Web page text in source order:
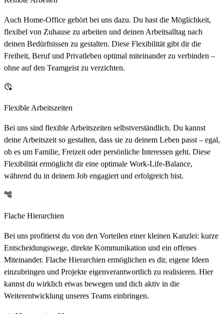
Auch Home-Office gehört bei uns dazu. Du hast die Möglichkeit,
flexibel von Zuhause zu arbeiten und deinen Arbeitsalltag nach
deinen Bedürfnissen zu gestalten. Diese Flexibilität gibt dir die
Freiheit, Beruf und Privatleben optimal miteinander zu verbinden –
ohne auf den Teamgeist zu verzichten.
Flexible Arbeitszeiten
Bei uns sind flexible Arbeitszeiten selbstverständlich. Du kannst
deine Arbeitszeit so gestalten, dass sie zu deinem Leben passt – egal,
ob es um Familie, Freizeit oder persönliche Interessen geht. Diese
Flexibilität ermöglicht dir eine optimale Work-Life-Balance,
während du in deinem Job engagiert und erfolgreich bist.
Flache Hierarchien
Bei uns profitierst du von den Vorteilen einer kleinen Kanzlei: kurze
Entscheidungswege, direkte Kommunikation und ein offenes
Miteinander. Flache Hierarchien ermöglichen es dir, eigene Ideen
einzubringen und Projekte eigenverantwortlich zu realisieren. Hier
kannst du wirklich etwas bewegen und dich aktiv in die
Weiterentwicklung unseres Teams einbringen.